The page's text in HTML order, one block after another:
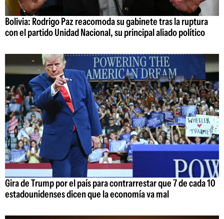
Bolivia: Rodrigo Paz reacomoda su gabinete tras la ruptura
con el partido Unidad Nacional, su principal aliado político
Gira de Trump por el país para contrarrestar que 7 de cada 10
estadounidenses dicen que la economía va mal